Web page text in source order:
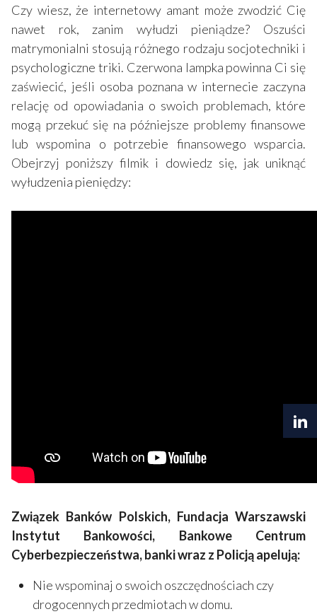
Czy wiesz, że internetowy amant może zwodzić Cię
nawet rok, zanim wyłudzi pieniądze? Oszuści
matrymonialni stosują różnego rodzaju socjotechniki i
psychologiczne triki. Czerwona lampka powinna Ci się
zaświecić, jeśli osoba poznana w internecie zaczyna
relację od opowiadania o swoich problemach, które
mogą przekuć się na późniejsze problemy finansowe
lub wspomina o potrzebie finansowego wsparcia.
Obejrzyj poniższy filmik i dowiedz się, jak uniknąć
wyłudzenia pieniędzy:
Związek Banków Polskich, Fundacja Warszawski
Instytut Bankowości, Bankowe Centrum
Cyberbezpieczeństwa, banki wraz z Policją apelują:
Nie wspominaj o swoich oszczędnościach czy
drogocennych przedmiotach w domu.